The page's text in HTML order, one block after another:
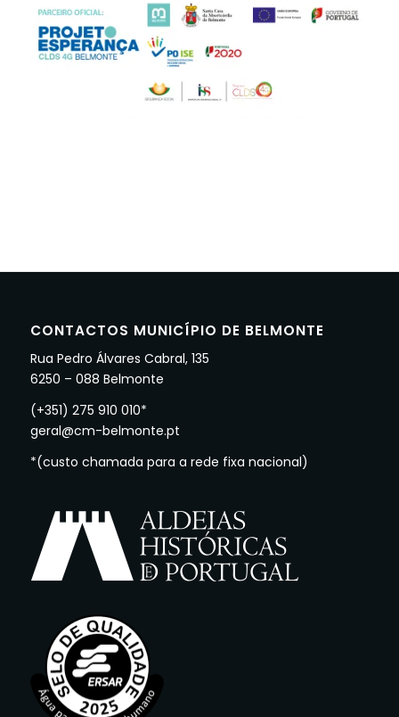
CONTACTOS MUNICÍPIO DE BELMONTE
Rua Pedro Álvares Cabral, 135
6250 – 088 Belmonte
(+351) 275 910 010*
geral@cm-belmonte.pt
*(custo chamada para a rede fixa nacional)